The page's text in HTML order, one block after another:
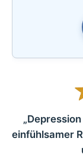
einfühlsamer